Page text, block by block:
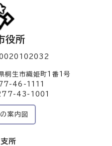
役所
生市織姫町1番1号
46-1111
0277-43-1001
案内図
所